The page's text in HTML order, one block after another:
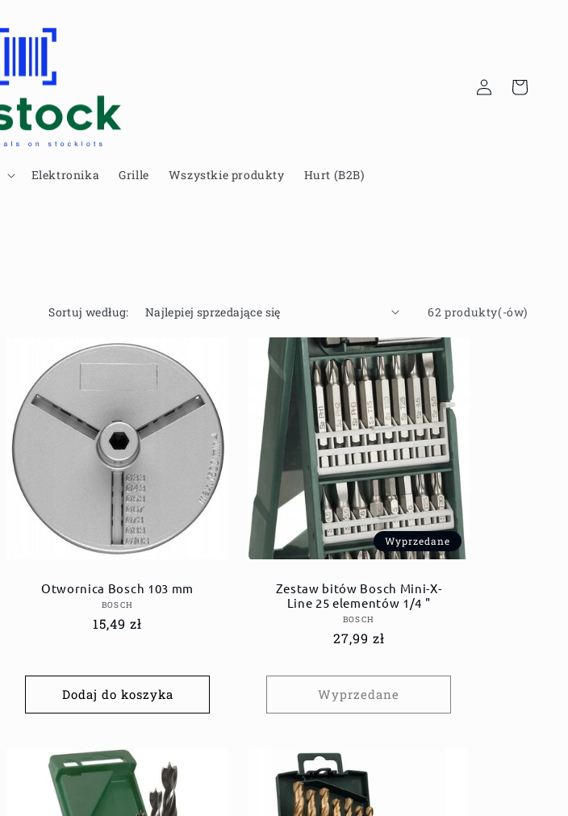
Elektronika Grille Wszystkie produkty Hurt (B2B)
Zaloguj
się
Koszyk
Sortuj według: 62 produkty(-ów)
Otwornica Bosch 103 mm
Dostawca:
BOSCH
Cena
15,49 zł
Dodaj do koszyka
Wyprzedane
Zestaw bitów Bosch Mini-X-
Line 25 elementów 1/4 "
Dostawca:
BOSCH
Cena
27,99 zł
Wyprzedane